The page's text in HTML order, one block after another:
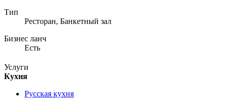
Тип
Ресторан, Банкетный зал
Бизнес ланч
Есть
Услуги
Кухня
Русская кухня